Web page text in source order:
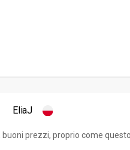
EliaJ
prezzi, proprio come